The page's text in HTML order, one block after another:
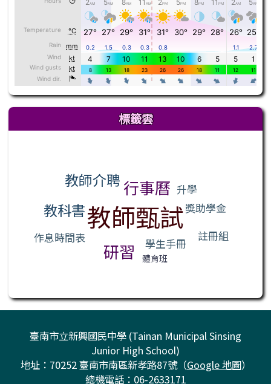
標籤雲
教師介聘 行事曆 升學
教科書教師甄試獎助學金
作息時間表
註冊組
研習 學生手冊
體育班
臺南市立新興國民中學 (Tainan Municipal Sinsing
Junior High School)
地址：70252 臺南市南區新孝路87號（Google 地圖）
總機電話：06-2633171